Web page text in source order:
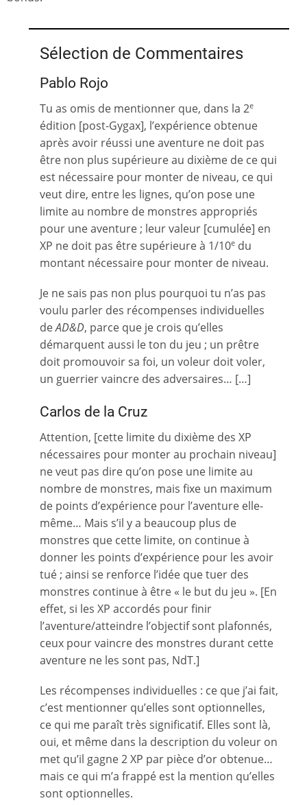
Sélection de Commentaires
Pablo Rojo
Tu as omis de mentionner que, dans la 2e
édition [post-Gygax], l’expérience obtenue
après avoir réussi une aventure ne doit pas
être non plus supérieure au dixième de ce qui
est nécessaire pour monter de niveau, ce qui
veut dire, entre les lignes, qu’on pose une
limite au nombre de monstres appropriés
pour une aventure ; leur valeur [cumulée] en
XP ne doit pas être supérieure à 1/10e du
montant nécessaire pour monter de niveau.
Je ne sais pas non plus pourquoi tu n’as pas
voulu parler des récompenses individuelles
deAD&D, parce que je crois qu’elles
démarquent aussi le ton du jeu ; un prêtre
doit promouvoir sa foi, un voleur doit voler,
un guerrier vaincre des adversaires… […]
Carlos de la Cruz
Attention, [cette limite du dixième des XP
nécessaires pour monter au prochain niveau]
ne veut pas dire qu’on pose une limite au
nombre de monstres, mais fixe un maximum
de points d’expérience pour l’aventure elle-
même… Mais s’il y a beaucoup plus de
monstres que cette limite, on continue à
donner les points d’expérience pour les avoir
tué ; ainsi se renforce l’idée que tuer des
monstres continue à être « le but du jeu ». [En
effet, si les XP accordés pour finir
l’aventure/atteindre l’objectif sont plafonnés,
ceux pour vaincre des monstres durant cette
aventure ne les sont pas, NdT.]
Les récompenses individuelles : ce que j’ai fait,
c’est mentionner qu’elles sont optionnelles,
ce qui me paraît très significatif. Elles sont là,
oui, et même dans la description du voleur on
met qu’il gagne 2 XP par pièce d’or obtenue…
mais ce qui m’a frappé est la mention qu’elles
sont optionnelles.